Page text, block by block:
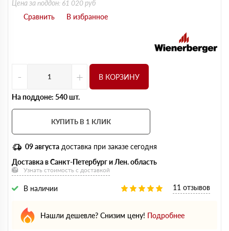
Цена за поддон: 61 020 руб
- + В КОРЗИНУ
На поддоне: 540 шт.
КУПИТЬ В 1 КЛИК
09 августа доставка при заказе сегодня
Доставка в Санкт-Петербург и Лен. область
Узнать стоимость с доставкой
В наличии 11 отзывов
Нашли дешевле? Снизим цену! Подробнее